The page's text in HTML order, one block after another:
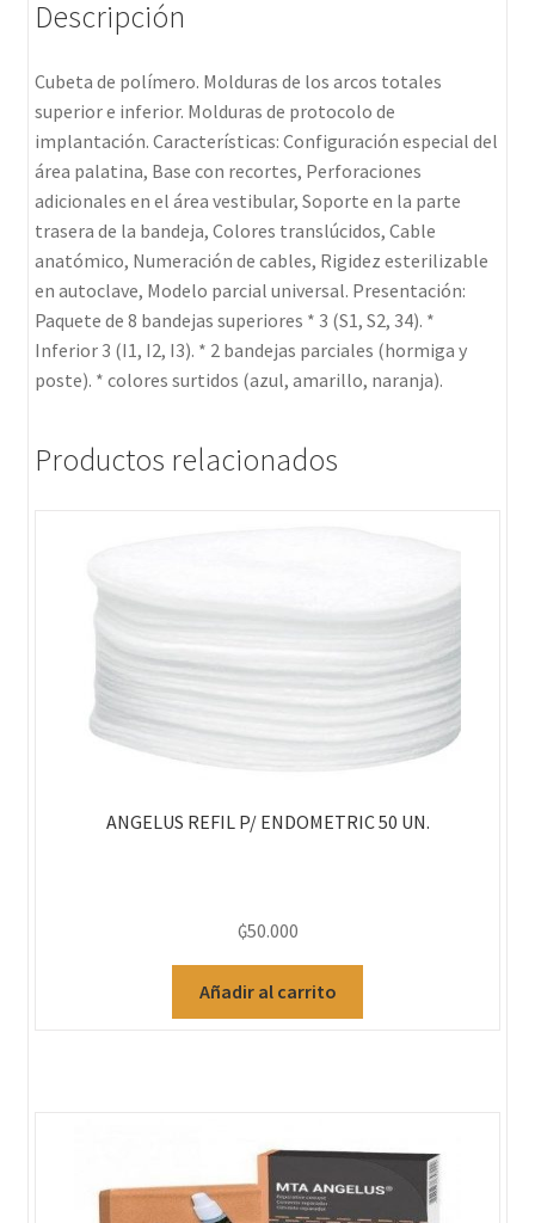
Descripción
Cubeta de polímero. Molduras de los arcos totales
superior e inferior. Molduras de protocolo de
implantación. Características: Configuración especial del
área palatina, Base con recortes, Perforaciones
adicionales en el área vestibular, Soporte en la parte
trasera de la bandeja, Colores translúcidos, Cable
anatómico, Numeración de cables, Rigidez esterilizable
en autoclave, Modelo parcial universal. Presentación:
Paquete de 8 bandejas superiores * 3 (S1, S2, 34). *
Inferior 3 (I1, I2, I3). * 2 bandejas parciales (hormiga y
poste). * colores surtidos (azul, amarillo, naranja).
Productos relacionados
ANGELUS REFIL P/ ENDOMETRIC 50 UN.
₲50.000
Añadir al carrito